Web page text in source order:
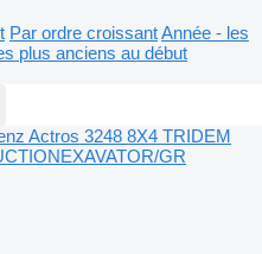
Par ordre croissantAnnée - les
plus anciens au début